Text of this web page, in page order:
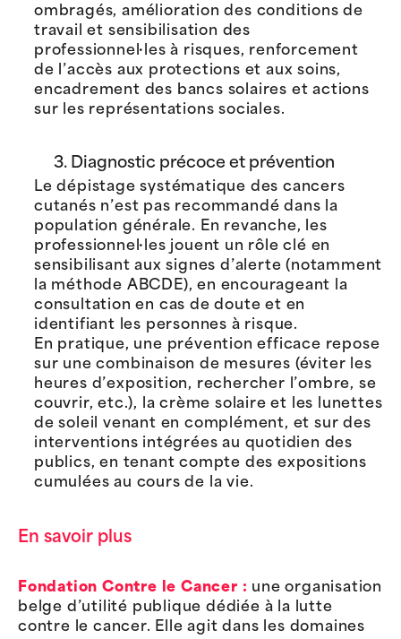
ombragés, amélioration des conditions de
travail et sensibilisation des
professionnel·les à risques, renforcement
de l’accès aux protections et aux soins,
encadrement des bancs solaires et actions
sur les représentations sociales.
3. Diagnostic précoce et prévention
Le dépistage systématique des cancers
cutanés n’est pas recommandé dans la
population générale. En revanche, les
professionnel·les jouent un rôle clé en
sensibilisant aux signes d’alerte (notamment
la méthode ABCDE), en encourageant la
consultation en cas de doute et en
identifiant les personnes à risque.
En pratique, une prévention efficace repose
sur une combinaison de mesures (éviter les
heures d’exposition, rechercher l’ombre, se
couvrir, etc.), la crème solaire et les lunettes
de soleil venant en complément, et sur des
interventions intégrées au quotidien des
publics, en tenant compte des expositions
cumulées au cours de la vie.
En savoir plus
Fondation Contre le Cancer : une organisation
belge d’utilité publique dédiée à la lutte
contre le cancer. Elle agit dans les domaines